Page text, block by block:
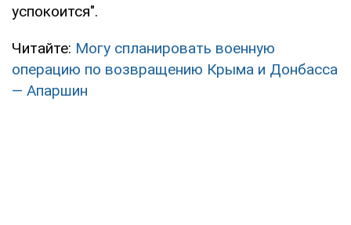
успокоится".
Читайте: Могу спланировать военную
операцию по возвращению Крыма и Донбасса
— Апаршин